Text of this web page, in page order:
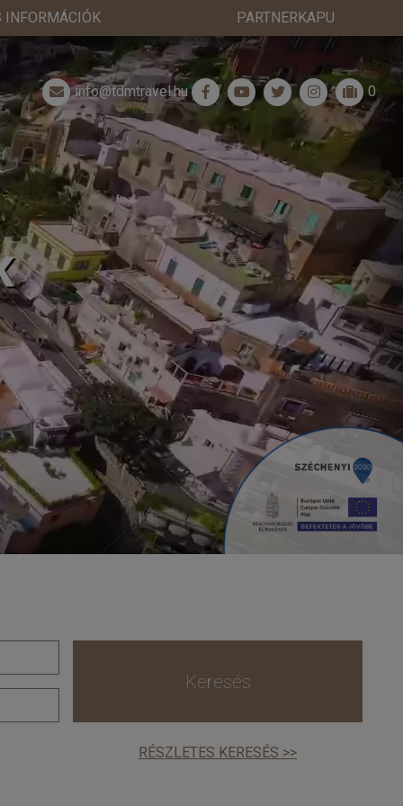
INFORMÁCIÓK PARTNERKAPU
info@tdmtravel.hu 0
Keresés
RÉSZLETES KERESÉS >>